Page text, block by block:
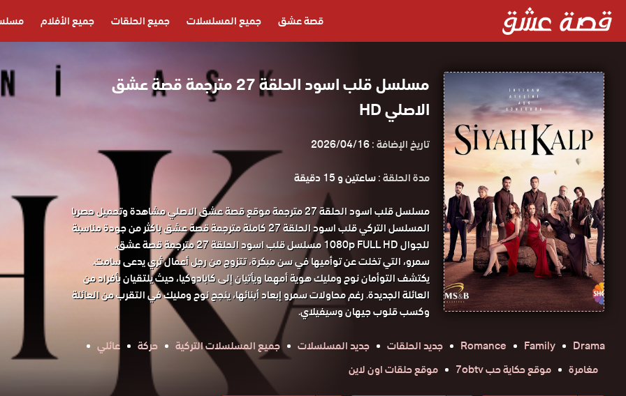
قصة عشق جميع المسلسلات جميع الحلقات جميع الأفلام
مسلسل قلب اسود الحلقة 27 مترجمة قصة عشق
الاصلي HD
تاريخ الإضافة :2026/04/16
مدة الحلقة :ساعتين و 15 دقيقة
مسلسل قلب اسود الحلقة 27 مترجمة موقع قصة عشق الاصلي مشاهدة وتحميل حصريا
المسلسل التركي قلب اسود الحلقة 27 كاملة مترجمة قصة عشق باكثر من جودة مناسبة
للجوال 1080p FULL HD مسلسل قلب اسود الحلقة 27 مترجمة قصة عشق.
سمرو، التي تخلت عن توأميها في سن مبكرة، تتزوج من رجل أعمال ثري يدعى سامت.
يكتشف التوأمان نوح ومليك هوية أمهما ويأتيان إلى كابادوكيا، حيث يلتقيان بأفراد من
العائلة الجديدة. رغم محاولات سمرو إبعاد أبنائها، ينجح نوح ومليك في التقرب من العائلة
وكسب قلوب جيهان وسيفيلاي.
Drama
Family
Romance جديد الحلقات جديد المسلسلات جميع المسلسلات التركية حركة
عائلي
مغامرة
موقع حكاية حب 7obtv موقع حلقات اون لاين